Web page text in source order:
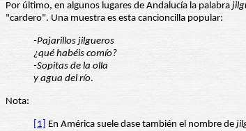
Por último, en algunos lugares de Andalucía la palabra
"cardero". Una muestra es esta cancioncilla popular:
-Pajarillos jilgueros
¿qué habéis comío?
-Sopitas de la olla
y agua del río.
Nota:
[1] En América suele dase también el nombre de